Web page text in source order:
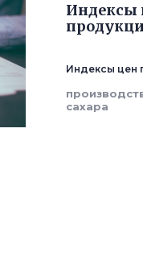
Индексы
Индексы цен
сахара